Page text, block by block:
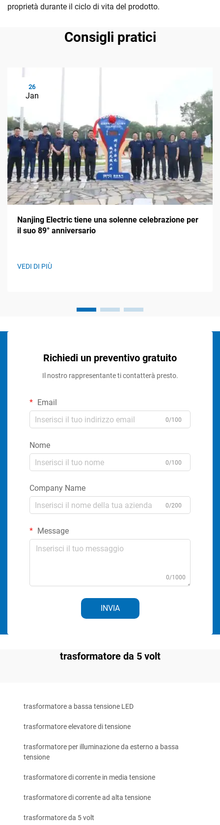
proprietà durante il ciclo di vita del prodotto.
Consigli pratici
26
Jan
Nanjing Electric tiene una solenne celebrazione per
il suo 89° anniversario
VEDI DI PIÙ
Richiedi un preventivo gratuito
Il nostro rappresentante ti contatterà presto.
Email
0/100
Nome
0/100
Company Name
0/200
Message
0/1000
INVIA
trasformatore da 5 volt
trasformatore a bassa tensione LED
trasformatore elevatore di tensione
trasformatore per illuminazione da esterno a bassa
tensione
trasformatore di corrente in media tensione
trasformatore di corrente ad alta tensione
trasformatore da 5 volt